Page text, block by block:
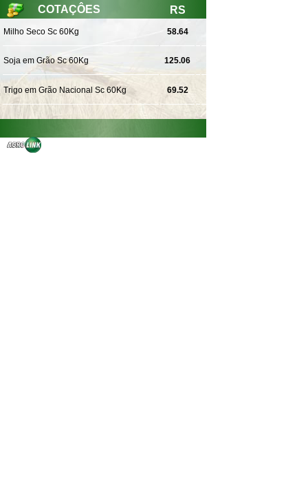
COTAÇÔES RS
Milho Seco Sc 60Kg 58.64
Soja em Grão Sc 60Kg 125.06
Trigo em Grão Nacional Sc 60Kg 69.52